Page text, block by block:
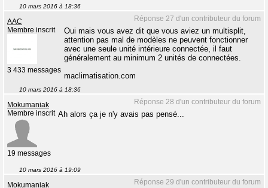
10 mars 2016 à 18:36
Réponse 27 d'un contributeur du forum
AAC
Membre inscrit
3 433 messages
Oui mais vous avez dit que vous aviez un multisplit,
attention pas mal de modèles ne peuvent fonctionner
avec une seule unité intérieure connectée, il faut
généralement au minimum 2 unités de connectées.
maclimatisation.com
10 mars 2016 à 18:36
Réponse 28 d'un contributeur du forum
Mokumaniak
Membre inscrit
19 messages
Ah alors ça je n'y avais pas pensé...
10 mars 2016 à 19:09
Réponse 29 d'un contributeur du forum
Mokumaniak